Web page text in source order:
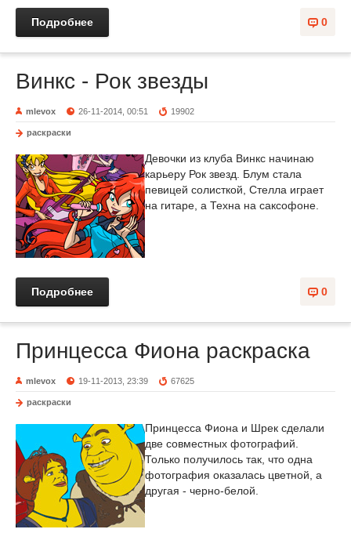
0
Подробнее
Винкс - Рок звезды
mlevox 26-11-2014, 00:51 19902
раскраски
Девочки из клуба Винкс начинаю
карьеру Рок звезд. Блум стала
певицей солисткой, Стелла играет
на гитаре, а Техна на саксофоне.
0
Подробнее
Принцесса Фиона раскраска
mlevox 19-11-2013, 23:39 67625
раскраски
Принцесса Фиона и Шрек сделали
две совместных фотографий.
Только получилось так, что одна
фотография оказалась цветной, а
другая - черно-белой.